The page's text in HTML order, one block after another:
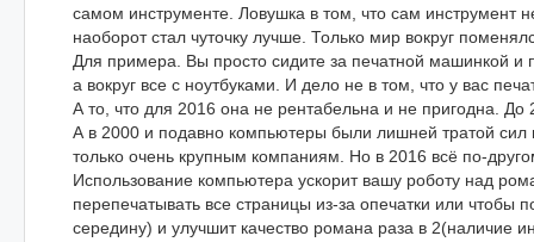
самом инструменте. Ловушка в том, что сам инструмент
наоборот стал чуточку лучше. Только мир вокруг
Для примера. Вы просто сидите за печатной машинкой
а вокруг все с ноутбуками. И дело не в том, что у вас
А то, что для 2016 она не рентабельна и не пригодна. До
А в 2000 и подавно компьютеры были лишней тратой сил
только очень крупным компаниям. Но в 2016 всё по-
Использование компьютера ускорит вашу роботу над
перепечатывать все страницы из-за опечатки или чтобы
середину) и улучшит качество романа раза в 2(наличие